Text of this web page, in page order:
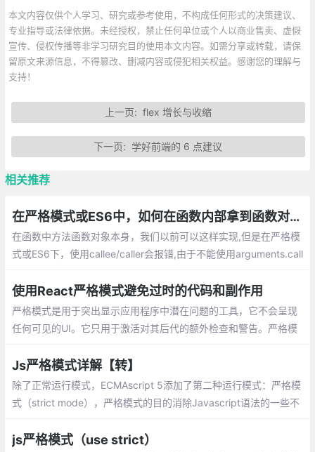
本文内容仅供个人学习、研究或参考使用，不构成任何形式的决策建议、
专业指导或法律依据。未经授权，禁止任何单位或个人以商业售卖、虚假
宣传、侵权传播等非学习研究目的使用本文内容。如需分享或转载，请保
留原文来源信息，不得篡改、删减内容或侵犯相关权益。感谢您的理解与
支持！
上一页: flex 增长与收缩
下一页: 学好前端的 6 点建议
相关推荐
在严格模式或ES6中，如何在函数内部拿到函数对象本身？
在函数中方法函数对象本身，我们以前可以这样实现,但是在严格模
式或ES6下，使用callee/caller会报错,由于不能使用arguments.call
使用React严格模式避免过时的代码和副作用
严格模式是用于突出显示应用程序中潜在问题的工具，它不会呈现
任何可见的UI。它只用于激活对其后代的额外检查和警告。严格模
Js严格模式详解【转】
除了正常运行模式，ECMAscript 5添加了第二种运行模式：严格模
式（strict mode），严格模式的目的消除Javascript语法的一些不
速度等
js严格模式（use strict）